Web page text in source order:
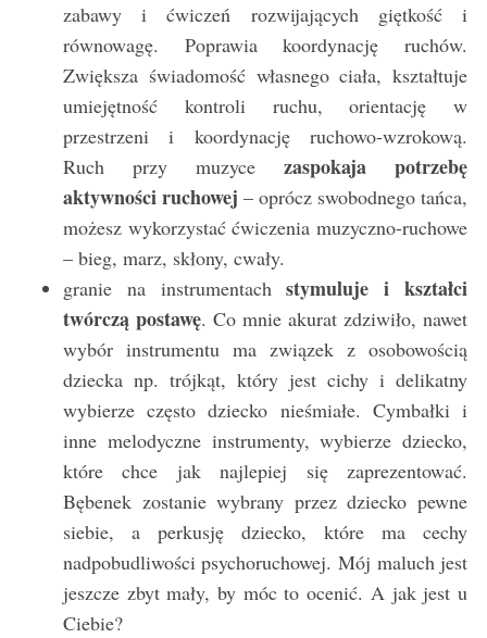
zabawy i ćwiczeń rozwijających giętkość i
równowagę. Poprawia koordynację ruchów.
Zwiększa świadomość własnego ciała, kształtuje
umiejętność kontroli ruchu, orientację w
przestrzeni i koordynację ruchowo-wzrokową.
Ruch przy muzycezaspokaja potrzebę
aktywności ruchowej – oprócz swobodnego tańca,
możesz wykorzystać ćwiczenia muzyczno-ruchowe
– bieg, marz, skłony, cwały.
granie na instrumentachstymuluje i kształci
twórczą postawę. Co mnie akurat zdziwiło, nawet
wybór instrumentu ma związek z osobowością
dziecka np. trójkąt, który jest cichy i delikatny
wybierze często dziecko nieśmiałe. Cymbałki i
inne melodyczne instrumenty, wybierze dziecko,
które chce jak najlepiej się zaprezentować.
Bębenek zostanie wybrany przez dziecko pewne
siebie, a perkusję dziecko, które ma cechy
nadpobudliwości psychoruchowej. Mój maluch jest
jeszcze zbyt mały, by móc to ocenić. A jak jest u
Ciebie?